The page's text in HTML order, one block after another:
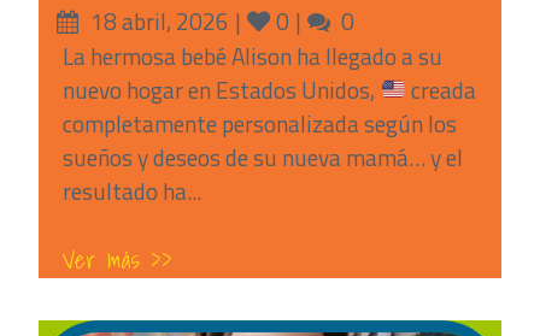
Posted
on
18 abril, 2026 Likes
0 Comments
0
La hermosa bebé Alison ha llegado a su
nuevo hogar en Estados Unidos,
creada
completamente personalizada según los
sueños y deseos de su nueva mamá… y el
resultado ha...
Ver más >>